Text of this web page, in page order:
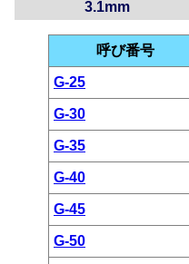
3.1mm
呼び番号
G-25
G-30
G-35
G-40
G-45
G-50